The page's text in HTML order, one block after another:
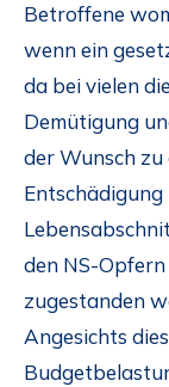
Betroffene
wenn ein
da bei vielen
Demütigung
der Wunsch
den NS-
zugestanden
Angesichts